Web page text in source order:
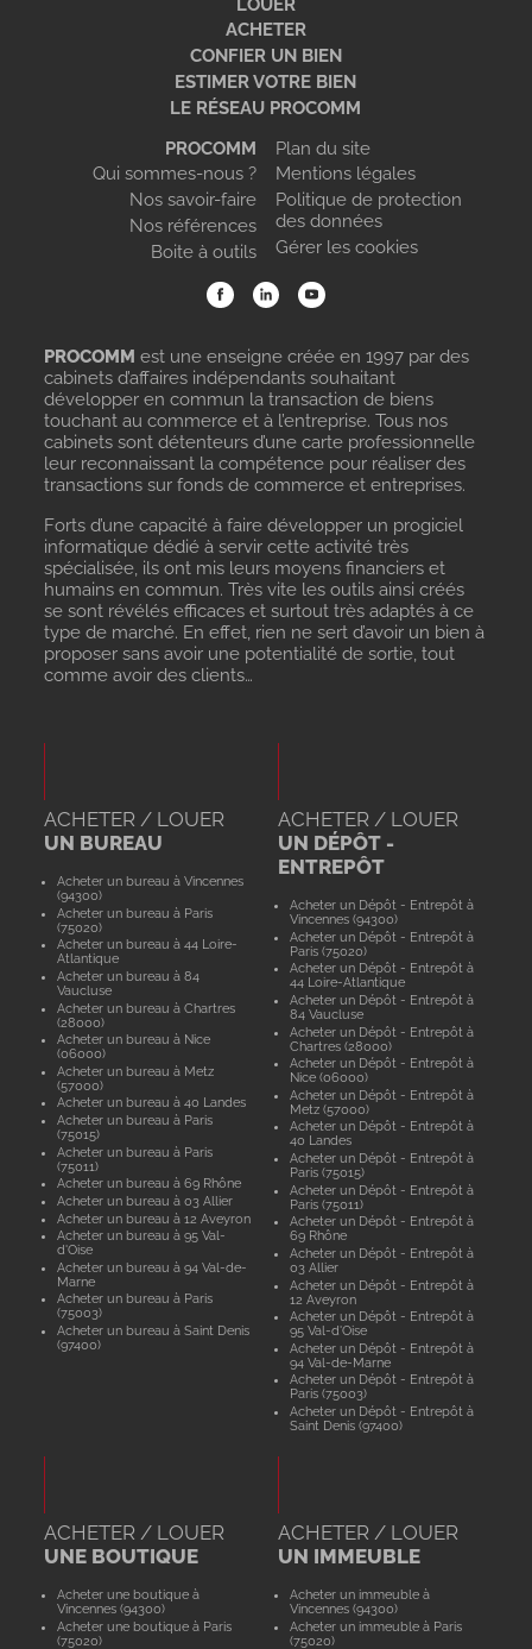
ACHETER
CONFIER UN BIEN
ESTIMER VOTRE BIEN
LE RÉSEAU PROCOMM
PROCOMM
Qui sommes-nous ?
Nos savoir-faire
Nos références
Boite à outils
Plan du site
Mentions légales
Politique de protection
des données
Gérer les cookies
PROCOMM est une enseigne créée en 1997 par des
cabinets d’affaires indépendants souhaitant
développer en commun la transaction de biens
touchant au commerce et à l’entreprise. Tous nos
cabinets sont détenteurs d’une carte professionnelle
leur reconnaissant la compétence pour réaliser des
transactions sur fonds de commerce et entreprises.
Forts d’une capacité à faire développer un progiciel
informatique dédié à servir cette activité très
spécialisée, ils ont mis leurs moyens financiers et
humains en commun. Très vite les outils ainsi créés
se sont révélés efficaces et surtout très adaptés à ce
type de marché. En effet, rien ne sert d’avoir un bien à
proposer sans avoir une potentialité de sortie, tout
comme avoir des clients…
ACHETER / LOUER
UN BUREAU
Acheter un bureau à Vincennes
(94300)
Acheter un bureau à Paris
(75020)
Acheter un bureau à 44 Loire-
Atlantique
Acheter un bureau à 84
Vaucluse
Acheter un bureau à Chartres
(28000)
Acheter un bureau à Nice
(06000)
Acheter un bureau à Metz
(57000)
Acheter un bureau à 40 Landes
Acheter un bureau à Paris
(75015)
Acheter un bureau à Paris
(75011)
Acheter un bureau à 69 Rhône
Acheter un bureau à 03 Allier
Acheter un bureau à 12 Aveyron
Acheter un bureau à 95 Val-
d'Oise
Acheter un bureau à 94 Val-de-
Marne
Acheter un bureau à Paris
(75003)
Acheter un bureau à Saint Denis
(97400)
ACHETER / LOUER
UN DÉPÔT -
ENTREPÔT
Acheter un Dépôt - Entrepôt à
Vincennes (94300)
Acheter un Dépôt - Entrepôt à
Paris (75020)
Acheter un Dépôt - Entrepôt à
44 Loire-Atlantique
Acheter un Dépôt - Entrepôt à
84 Vaucluse
Acheter un Dépôt - Entrepôt à
Chartres (28000)
Acheter un Dépôt - Entrepôt à
Nice (06000)
Acheter un Dépôt - Entrepôt à
Metz (57000)
Acheter un Dépôt - Entrepôt à
40 Landes
Acheter un Dépôt - Entrepôt à
Paris (75015)
Acheter un Dépôt - Entrepôt à
Paris (75011)
Acheter un Dépôt - Entrepôt à
69 Rhône
Acheter un Dépôt - Entrepôt à
03 Allier
Acheter un Dépôt - Entrepôt à
12 Aveyron
Acheter un Dépôt - Entrepôt à
95 Val-d'Oise
Acheter un Dépôt - Entrepôt à
94 Val-de-Marne
Acheter un Dépôt - Entrepôt à
Paris (75003)
Acheter un Dépôt - Entrepôt à
Saint Denis (97400)
ACHETER / LOUER
UNE BOUTIQUE
Acheter une boutique à
Vincennes (94300)
Acheter une boutique à Paris
(75020)
ACHETER / LOUER
UN IMMEUBLE
Acheter un immeuble à
Vincennes (94300)
Acheter un immeuble à Paris
(75020)